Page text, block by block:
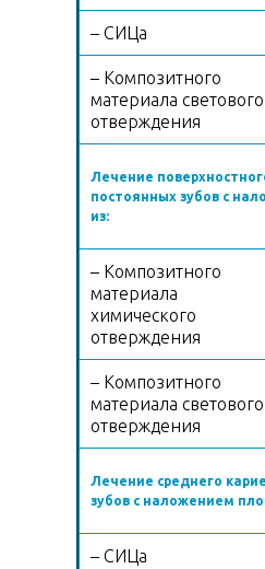
– СИЦа
– Композитного
материала светового
отверждения
Лечение
постоянных зубов с
из:
– Композитного
материала
химического
отверждения
– Композитного
материала светового
отверждения
Лечение среднего
зубов с наложением
– СИЦа